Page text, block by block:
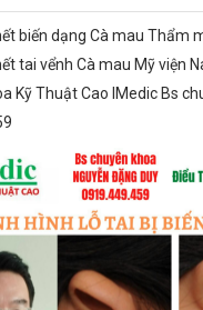
biến dạng Cà mau Thẩm
tai vểnh Cà mau Mỹ viện
Kỹ Thuật Cao IMedic Bs